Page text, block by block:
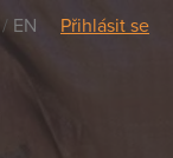
/ EN Přihlásit se